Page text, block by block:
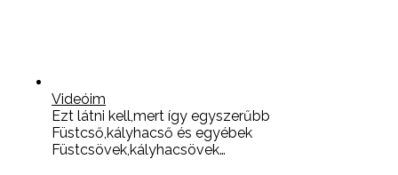
Videóim
Ezt látni kell,mert így egyszerűbb
Füstcső,kályhacső és egyébek
Füstcsövek,kályhacsövek…